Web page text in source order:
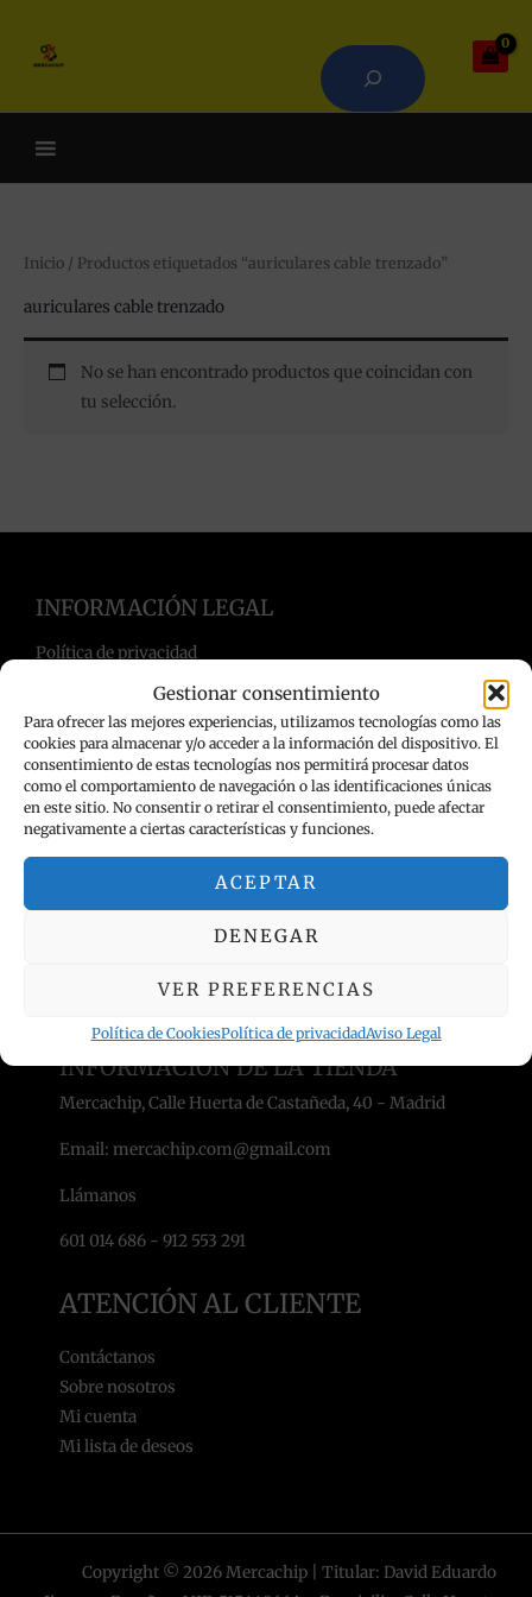
Gestionar consentimiento
Para ofrecer las mejores experiencias, utilizamos tecnologías como las
cookies para almacenar y/o acceder a la información del dispositivo. El
consentimiento de estas tecnologías nos permitirá procesar datos
como el comportamiento de navegación o las identificaciones únicas
en este sitio. No consentir o retirar el consentimiento, puede afectar
negativamente a ciertas características y funciones.
ACEPTAR
DENEGAR
VER PREFERENCIAS
Política de CookiesPolítica de privacidadAviso Legal
contenido
Inicio / Productos etiquetados “auriculares cable trenzado”
auriculares cable trenzado
No se han encontrado productos que coincidan con
tu selección.
INFORMACIÓN LEGAL
Política de privacidad
Términos y condiciones
Aviso Legal
Política de Cookies
INFORMACIÓN DE LA TIENDA
Mercachip, Calle Huerta de Castañeda, 40 - Madrid
Email: mercachip.com@gmail.com
Llámanos
601 014 686 - 912 553 291
ATENCIÓN AL CLIENTE
Contáctanos
Sobre nosotros
Mi cuenta
Mi lista de deseos
Copyright © 2026 Mercachip | Titular: David Eduardo